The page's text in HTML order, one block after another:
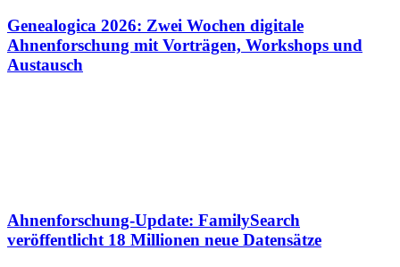
Genealogica 2026: Zwei Wochen digitale
Ahnenforschung mit Vorträgen, Workshops und
Austausch
Ahnenforschung-Update: FamilySearch
veröffentlicht 18 Millionen neue Datensätze